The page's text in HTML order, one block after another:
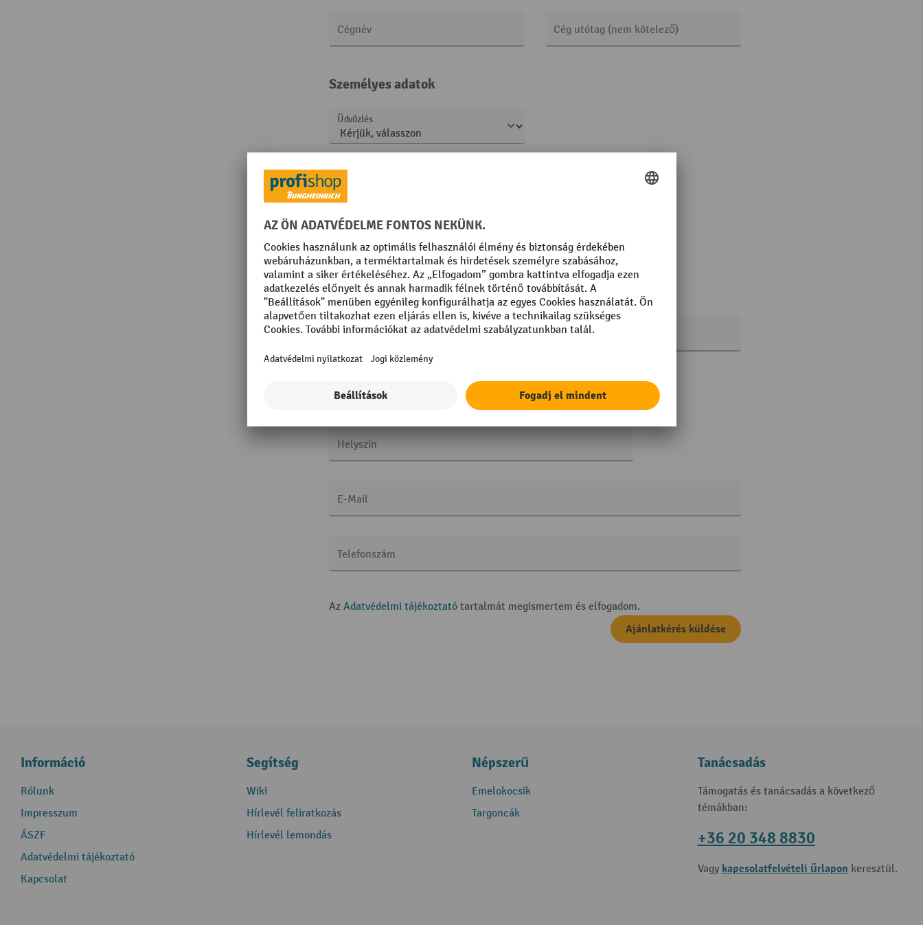
Cégnév Cég utótag (nem kötelező)
Személyes adatok
Üdvözlés
Keresztnév
Elérhetőségek
Utca és házszám
Irányítószám
Helyszín
E-Mail
Telefonszám
Az Adatvédelmi tájékoztató tartalmát megismertem és elfogadom.
Ajánlatkérés küldése
Információ
Rólunk
Impresszum
ÁSZF
Adatvédelmi tájékoztató
Kapcsolat
Segítség
Wiki
Hírlevél feliratkozás
Hírlevél lemondás
Népszerű
Emelokocsik
Targoncák
Tanácsadás
Támogatás és tanácsadás a következő
témákban:
+36 20 348 8830
Vagy kapcsolatfelvételi űrlapon keresztül.